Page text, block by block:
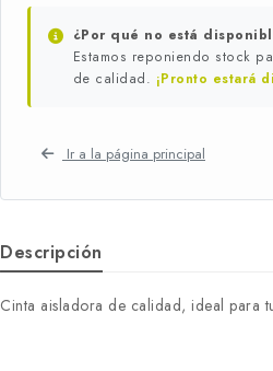
¿Por qué no está
Estamos reponiendo stock
de calidad. ¡Pronto estará
Ir a la página principal
Descripción
Cinta aisladora de calidad, ideal para